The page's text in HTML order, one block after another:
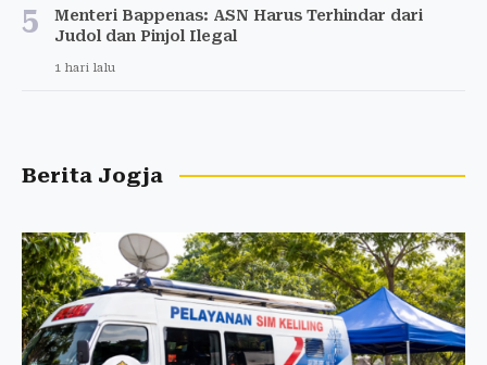
5
Menteri Bappenas: ASN Harus Terhindar dari
Judol dan Pinjol Ilegal
1 hari lalu
Berita Jogja